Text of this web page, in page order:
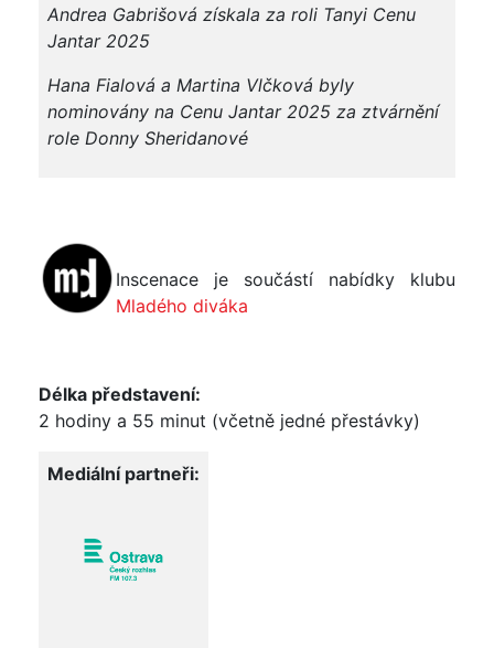
Andrea Gabrišová získala za roli Tanyi Cenu
Jantar 2025
Hana Fialová a Martina Vlčková byly
nominovány na Cenu Jantar 2025 za ztvárnění
role Donny Sheridanové
Inscenace je součástí nabídky klubu
Mladého diváka
Délka představení:
2 hodiny a 55 minut (včetně jedné přestávky)
Mediální partneři: